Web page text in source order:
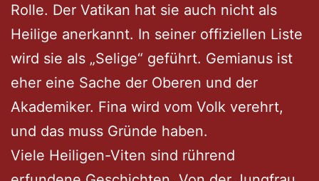
Rolle. Der Vatikan hat sie auch nicht als
Heilige anerkannt. In seiner offiziellen Liste
wird sie als „Selige“ geführt. Gemianus ist
eher eine Sache der Oberen und der
Akademiker. Fina wird vom Volk verehrt,
und das muss Gründe haben.
Viele Heiligen-Viten sind rührend